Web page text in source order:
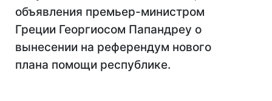
объявления премьер-министром
Греции Георгиосом Папандреу о
вынесении на референдум нового
плана помощи республике.